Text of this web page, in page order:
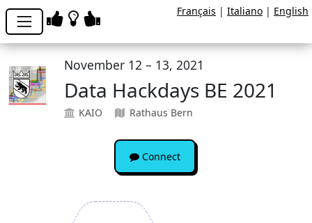
November 12 – 13, 2021
Data Hackdays BE 2021
KAIO Rathaus Bern
Connect
Français | Italiano | English